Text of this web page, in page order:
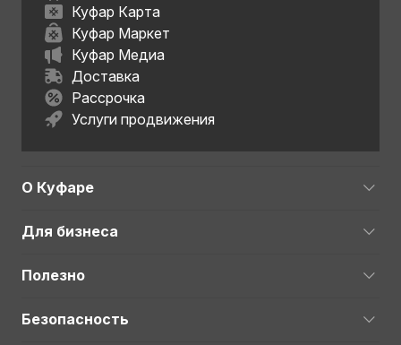
Куфар Карта
Куфар Маркет
Куфар Медиа
Доставка
Рассрочка
Услуги продвижения
О Куфаре
Для бизнеса
Полезно
Безопасность